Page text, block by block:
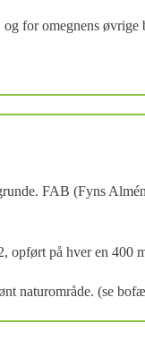
for omegnens øvrige
FAB (Fyns
opført på hver en 400
naturområde. (se